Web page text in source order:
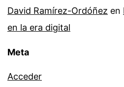
David Ramírez-Ordóñez en
en la era digital
Meta
Acceder